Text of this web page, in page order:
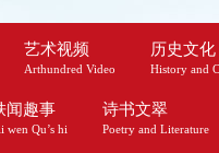
艺术视频
Arthundred Video
历史文化
History and
闻趣事
wen Qu’s hi
诗书文翠
Poetry and Literature